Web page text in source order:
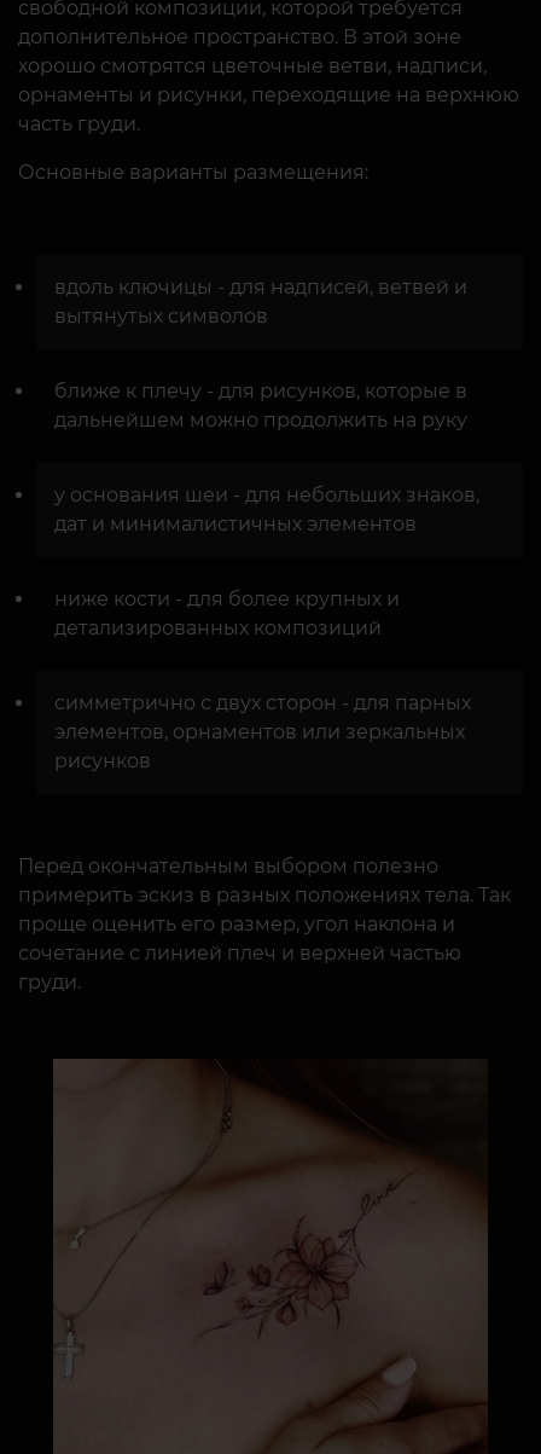
свободной композиции, которой требуется
дополнительное пространство. В этой зоне
хорошо смотрятся цветочные ветви, надписи,
орнаменты и рисунки, переходящие на верхнюю
часть груди.
Основные варианты размещения:
вдоль ключицы - для надписей, ветвей и
вытянутых символов
ближе к плечу - для рисунков, которые в
дальнейшем можно продолжить на руку
у основания шеи - для небольших знаков,
дат и минималистичных элементов
ниже кости - для более крупных и
детализированных композиций
симметрично с двух сторон - для парных
элементов, орнаментов или зеркальных
рисунков
Перед окончательным выбором полезно
примерить эскиз в разных положениях тела. Так
проще оценить его размер, угол наклона и
сочетание с линией плеч и верхней частью
груди.